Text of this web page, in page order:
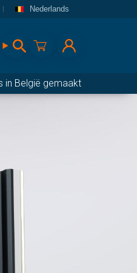
Nederlands
in België gemaakt